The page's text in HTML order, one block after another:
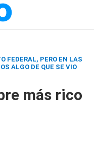
FEDERAL, PERO EN LAS
ALGO DE QUE SE VIO
más rico